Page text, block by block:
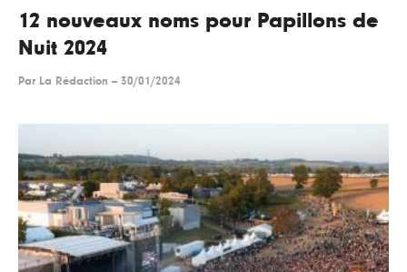
12 nouveaux noms pour Papillons de
Nuit 2024
Par La Rédaction -- 30/01/2024